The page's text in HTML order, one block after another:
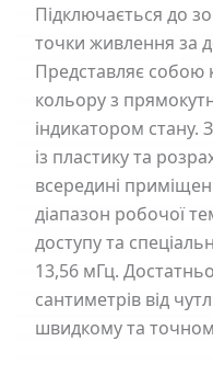
Підключається до
точки живлення за
Представляє собою
кольору з
індикатором стану.
із пластику та
всередині
діапазон робочої
доступу та
13,56 мГц. Достатньо
сантиметрів від
швидкому та